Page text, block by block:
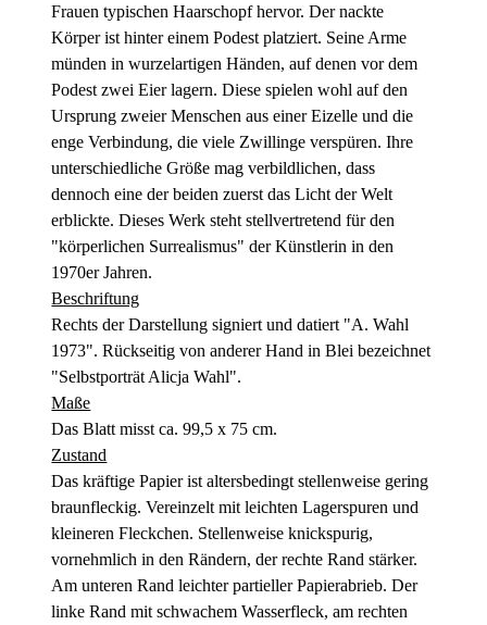
Frauen typischen Haarschopf hervor. Der nackte
Körper ist hinter einem Podest platziert. Seine Arme
münden in wurzelartigen Händen, auf denen vor dem
Podest zwei Eier lagern. Diese spielen wohl auf den
Ursprung zweier Menschen aus einer Eizelle und die
enge Verbindung, die viele Zwillinge verspüren. Ihre
unterschiedliche Größe mag verbildlichen, dass
dennoch eine der beiden zuerst das Licht der Welt
erblickte. Dieses Werk steht stellvertretend für den
"körperlichen Surrealismus" der Künstlerin in den
1970er Jahren.
Beschriftung
Rechts der Darstellung signiert und datiert "A. Wahl
1973". Rückseitig von anderer Hand in Blei bezeichnet
"Selbstporträt Alicja Wahl".
Maße
Das Blatt misst ca. 99,5 x 75 cm.
Zustand
Das kräftige Papier ist altersbedingt stellenweise gering
braunfleckig. Vereinzelt mit leichten Lagerspuren und
kleineren Fleckchen. Stellenweise knickspurig,
vornehmlich in den Rändern, der rechte Rand stärker.
Am unteren Rand leichter partieller Papierabrieb. Der
linke Rand mit schwachem Wasserfleck, am rechten